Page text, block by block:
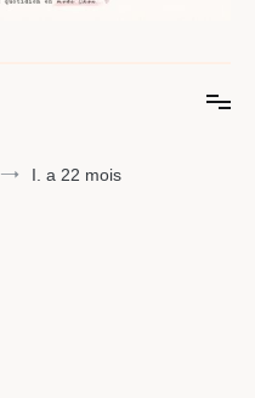
I. a 22 mois